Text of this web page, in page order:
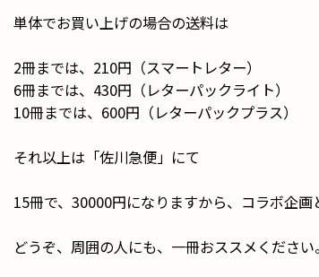
単体でお買い上げの場合の送料は
2冊までは、210円（スマートレター）
6冊までは、430円（レターパックライト）
10冊までは、600円（レターパックプラス）
それ以上は「佐川急便」にて
15冊で、30000円になりますから、コラボ企
どうぞ、周囲の人にも、一冊おススメください。